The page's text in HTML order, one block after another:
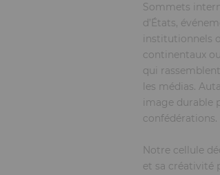
Sommets
d’États,
institutionnels
continentaux
qui
les médias.
image durable
confédérations.
Notre cellule
et sa créativité